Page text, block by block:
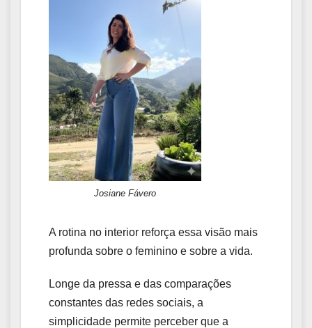
Josiane Fávero
A rotina no interior reforça essa visão mais
profunda sobre o feminino e sobre a vida.
Longe da pressa e das comparações
constantes das redes sociais, a
simplicidade permite perceber que a